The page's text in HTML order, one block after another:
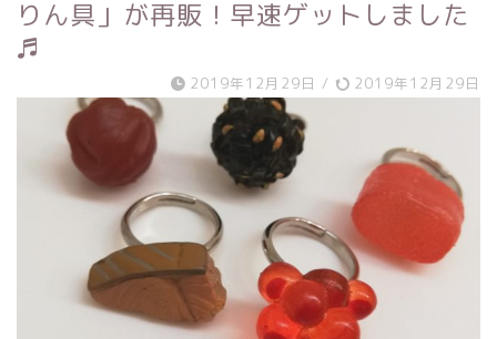
りん具」が再販！早速ゲットしました
♬
2019年12月29日 / 2019年12月29日